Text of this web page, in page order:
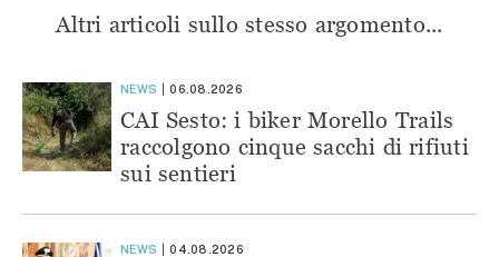
Altri articoli sullo stesso argomento...
NEWS 06.08.2026
CAI Sesto: i biker Morello Trails
raccolgono cinque sacchi di rifiuti
sui sentieri
NEWS 04.08.2026